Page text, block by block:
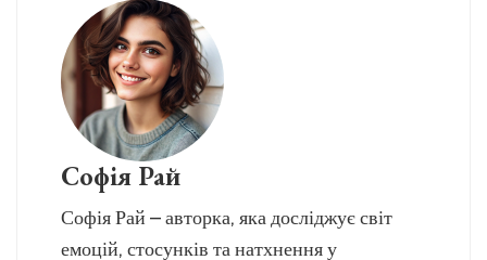
Софія Рай
Софія Рай – авторка, яка досліджує світ
емоцій, стосунків та натхнення у